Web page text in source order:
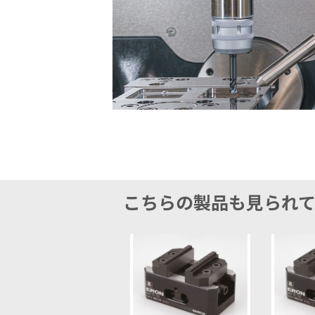
こちらの製品も見られ